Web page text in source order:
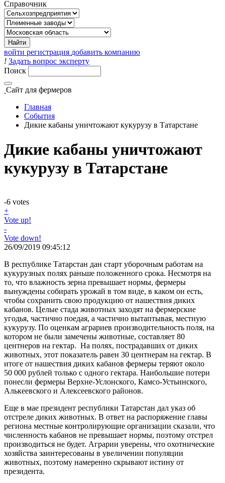
Справочник
войти регистрация добавить компанию
! Задать вопрос эксперту
Поиск
Сайт для фермеров
Главная
События
Дикие кабаны уничтожают кукурузу в Татарстане
Дикие кабаны уничтожают
кукурузу в Татарстане
-6 votes
+
Vote up!
-
Vote down!
26/09/2019 09:45:12
В республике Татарстан дан старт уборочным работам на
кукурузных полях раньше положенного срока. Несмотря на
то, что влажность зерна превышает нормы, фермеры
вынуждены собирать урожай в том виде, в каком он есть,
чтобы сохранить свою продукцию от нашествия диких
кабанов. Целые стада животных заходят на фермерские
угодья, частично поедая, а частично вытаптывая, местную
кукурузу. По оценкам аграриев производительность поля, на
котором не были замечены животные, составляет 80
центнеров на гектар. На полях, пострадавших от диких
животных, этот показатель равен 30 центнерам на гектар. В
итоге от нашествия диких кабанов фермеры теряют около
50 000 рублей только с одного гектара. Наибольшие потери
понесли фермеры Верхне-Услонского, Камсо-Устьинского,
Алькеевского и Алексеевского районов.
Еще в мае президент республики Татарстан дал указ об
отстреле диких животных. В ответ на распоряжение главы
региона местные контролирующие организации сказали, что
численность кабанов не превышает нормы, поэтому отстрел
производиться не будет. Аграрии уверены, что охотнические
хозяйства заинтересованы в увеличении популяции
животных, поэтому намеренно скрывают истину от
президента.